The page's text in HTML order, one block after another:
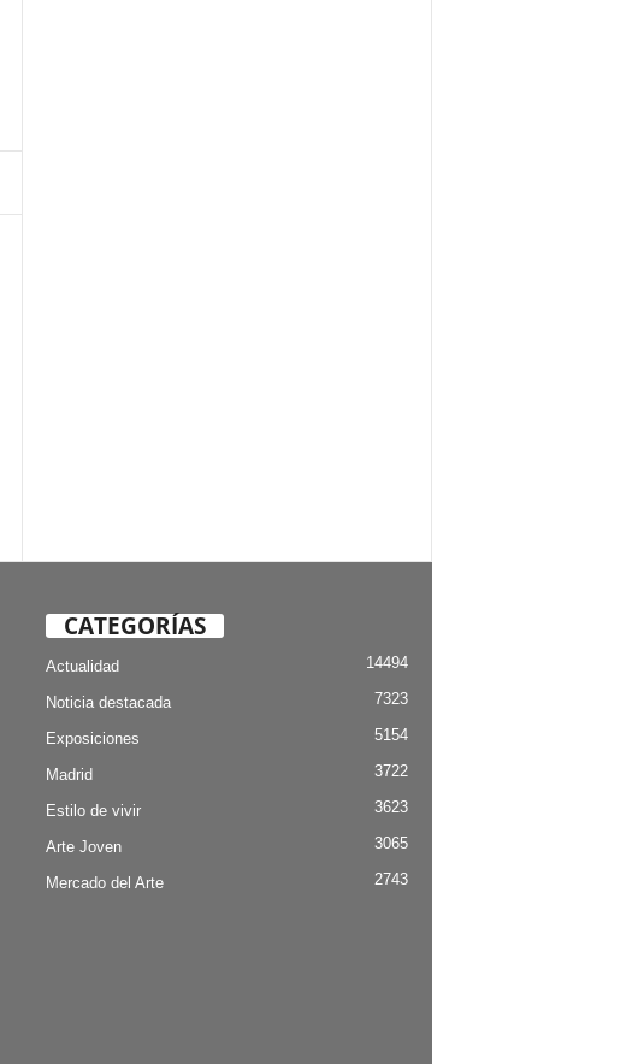
CATEGORÍAS
Actualidad 14494
Noticia destacada 7323
Exposiciones 5154
Madrid 3722
Estilo de vivir 3623
Arte Joven 3065
Mercado del Arte 2743